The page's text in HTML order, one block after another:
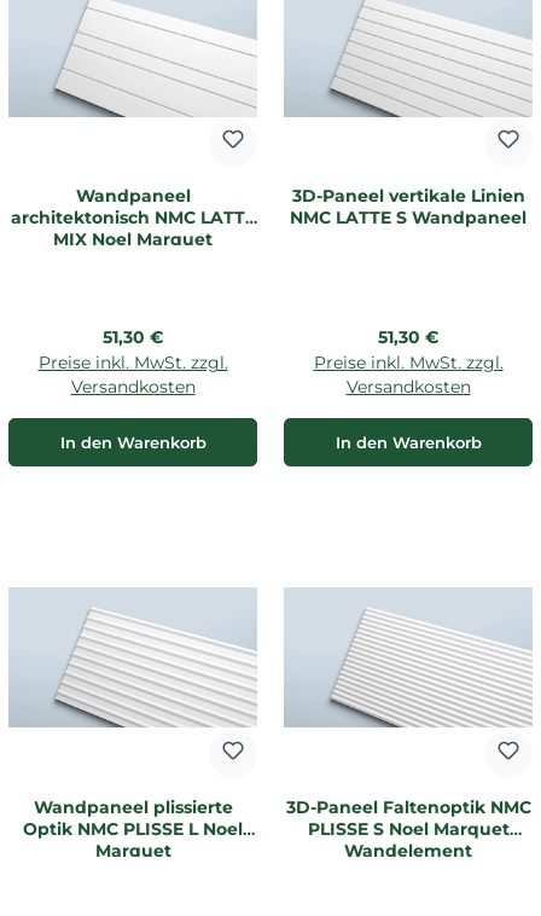
Wandpaneel
architektonisch NMC LATTE
MIX Noel Marquet
Regulärer Preis:
51,30 €
Preise inkl. MwSt. zzgl.
Versandkosten
In den Warenkorb
3D-Paneel vertikale Linien
NMC LATTE S Wandpaneel
Regulärer Preis:
51,30 €
Preise inkl. MwSt. zzgl.
Versandkosten
In den Warenkorb
Wandpaneel plissierte
Optik NMC PLISSE L Noel
Marquet
3D-Paneel Faltenoptik NMC
PLISSE S Noel Marquet
Wandelement